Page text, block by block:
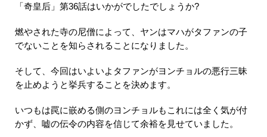
「奇皇后」第36話はいかがでしたでしょうか?
燃やされた寺の尼僧によって、ヤンはマハがタファンの子
でないことを知らされることになりました。
そして、今回はいよいよタファンがヨンチョルの悪行三昧
を止めようと挙兵することを決めます。
いつもは罠に嵌める側のヨンチョルもこれには全く気が付
かず、嘘の伝令の内容を信じて余裕を見せていました。